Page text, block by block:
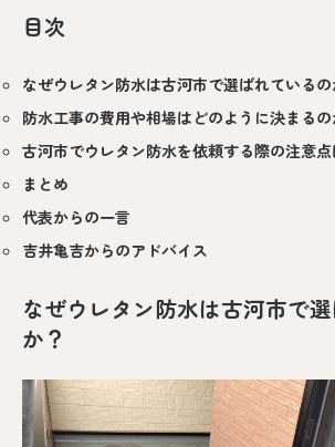
目次
なぜウレタン防水は古河市で選ばれているの
防水工事の費用や相場はどのように決まるの
古河市でウレタン防水を依頼する際の注意点
まとめ
代表からの一言
吉井亀吉からのアドバイス
なぜウレタン防水は古河市で
か？